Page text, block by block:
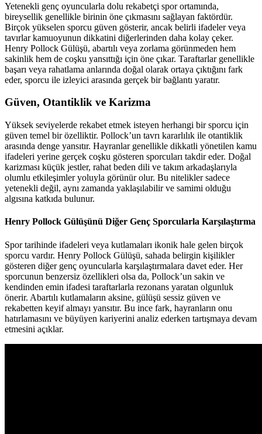
Yetenekli genç oyuncularla dolu rekabetçi spor ortamında,
bireysellik genellikle birinin öne çıkmasını sağlayan faktördür.
Birçok yükselen sporcu güven gösterir, ancak belirli ifadeler veya
tavırlar kamuoyunun dikkatini diğerlerinden daha kolay çeker.
Henry Pollock Gülüşü, abartılı veya zorlama görünmeden hem
sakinlik hem de coşku yansıttığı için öne çıkar. Taraftarlar genellikle
başarı veya rahatlama anlarında doğal olarak ortaya çıktığını fark
eder, sporcu ile izleyici arasında gerçek bir bağlantı yaratır.
Güven, Otantiklik ve Karizma
Yüksek seviyelerde rekabet etmek isteyen herhangi bir sporcu için
güven temel bir özelliktir. Pollock’un tavrı kararlılık ile otantiklik
arasında denge yansıtır. Hayranlar genellikle dikkatli yönetilen kamu
ifadeleri yerine gerçek coşku gösteren sporcuları takdir eder. Doğal
karizması küçük jestler, rahat beden dili ve takım arkadaşlarıyla
olumlu etkileşimler yoluyla görünür olur. Bu nitelikler sadece
yetenekli değil, aynı zamanda yaklaşılabilir ve samimi olduğu
algısına katkıda bulunur.
Henry Pollock Gülüşünü Diğer Genç Sporcularla Karşılaştırma
Spor tarihinde ifadeleri veya kutlamaları ikonik hale gelen birçok
sporcu vardır. Henry Pollock Gülüşü, sahada belirgin kişilikler
gösteren diğer genç oyuncularla karşılaştırmalara davet eder. Her
sporcunun benzersiz özellikleri olsa da, Pollock’un sakin ve
kendinden emin ifadesi taraftarlarla rezonans yaratan olgunluk
önerir. Abartılı kutlamaların aksine, gülüşü sessiz güven ve
rekabetten keyif almayı yansıtır. Bu ince fark, hayranların onu
hatırlamasını ve büyüyen kariyerini analiz ederken tartışmaya devam
etmesini açıklar.